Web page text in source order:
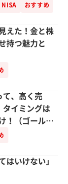
NISA おすすめ
えた！金と株
持つ魅力と
て、高く売
タイミングは
！（ゴールド
はいけない」